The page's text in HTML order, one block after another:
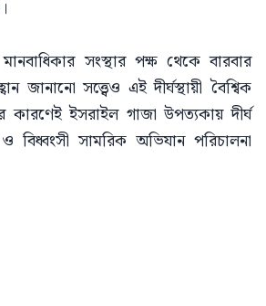
সংস্থার পক্ষ থেকে বারবার
জানানো সত্ত্বেও এই দীর্ঘস্থায়ী বৈশ্বিক
কারণেই ইসরাইল গাজা উপত্যকায় দীর্ঘ
সামরিক অভিযান পরিচালনা